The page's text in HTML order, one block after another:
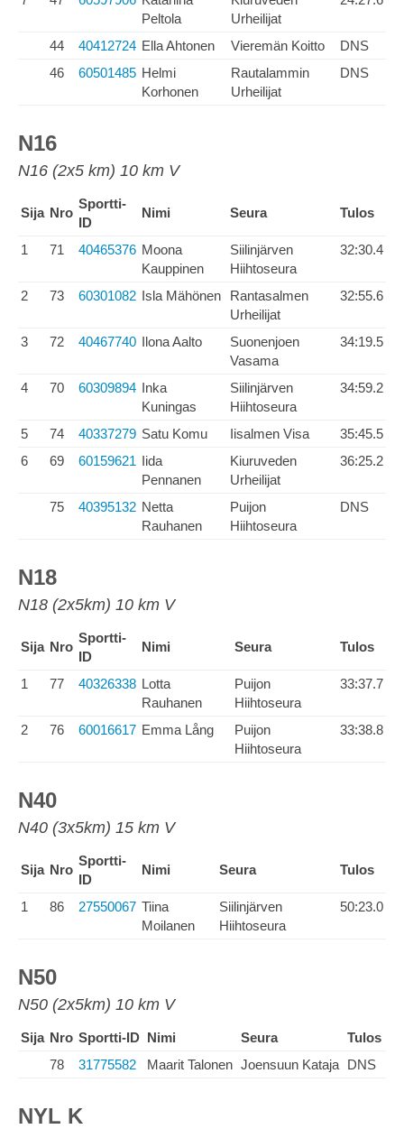
Peltola
Urheilijat
44 40412724 Ella Ahtonen Vieremän Koitto
DNS
46
60501485 Helmi
Korhonen
Rautalammin
Urheilijat
DNS
N16
N16 (2x5 km) 10 km V
Sija Nro
Sportti-
ID
Nimi Seura Tulos
1 71 40465376 Moona
Kauppinen
Siilinjärven
Hiihtoseura
32:30.4
2 73 60301082 Isla Mähönen
Rantasalmen
Urheilijat
32:55.6
3 72 40467740 Ilona Aalto
Suonenjoen
Vasama
34:19.5
4 70 60309894 Inka
Kuningas
Siilinjärven
Hiihtoseura
34:59.2
5 74 40337279 Satu Komu Iisalmen Visa
35:45.5
6
69 60159621 Iida
Pennanen
Kiuruveden
Urheilijat
36:25.2
75 40395132 Netta
Rauhanen
Puijon
Hiihtoseura
DNS
N18
N18 (2x5km) 10 km V
Sija Nro
Sportti-
ID
Nimi Seura Tulos
1 77 40326338 Lotta
Rauhanen
Puijon
Hiihtoseura
33:37.7
2 76 60016617 Emma Lång
Puijon
Hiihtoseura
33:38.8
N40
N40 (3x5km) 15 km V
Sija Nro
Sportti-
ID
Nimi Seura Tulos
1 86 27550067 Tiina
Moilanen
Siilinjärven
Hiihtoseura
50:23.0
N50
N50 (2x5km) 10 km V
Sija Nro Sportti-ID Nimi Seura
Tulos
78
31775582 Maarit Talonen Joensuun Kataja DNS
NYL K